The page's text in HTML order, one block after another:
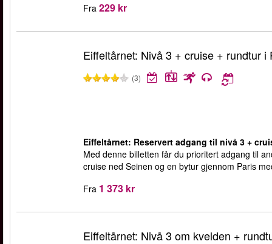
Fra 229 kr
Eiffeltårnet: Nivå 3 + cruise + rundtur i
(3)
Eiffeltårnet: Reservert adgang til nivå 3 +
Med denne billetten får du prioritert adgang til
cruise ned Seinen og en bytur gjennom Paris
Fra 1 373 kr
Eiffeltårnet: Nivå 3 om kvelden +